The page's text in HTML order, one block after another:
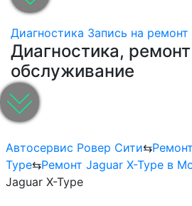
Диагностика Запись на
Диагностика,
обслуживание
Автосервис Ровер Сити⇆
Type⇆Ремонт Jaguar X-Type в
Jaguar X-Type